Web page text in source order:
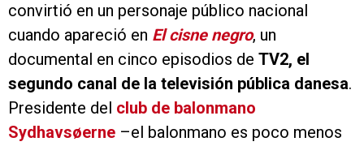
convirtió en un personaje público nacional
cuando apareció en El cisne negro, un
documental en cinco episodios de TV2, el
segundo canal de la televisión pública danesa.
Presidente del club de balonmano
Sydhavsøerne –el balonmano es poco menos